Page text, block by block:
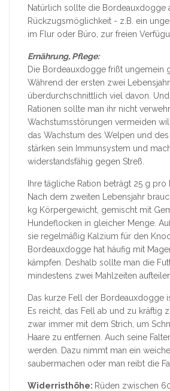
Natürlich sollte die Bordeauxdogge
Rückzugsmöglichkeit - z.B. ein
im Flur oder Büro, zur freien
Ernährung, Pflege:
Die Bordeauxdogge frißt ungemein
Während der ersten zwei
überdurchschnittlich viel davon.
Rationen sollte man ihr nicht
Wachstumsstörungen vermeiden
das Wachstum des Welpen und des
stärken sein Immunsystem und
widerstandsfähig gegen Streß.
Ihre tägliche Ration beträgt 25 g
Nach dem zweiten Lebensjahr
kg Körpergewicht, gemischt mit
Hundeflocken in gleicher Menge.
sie regelmäßig Kalzium für den
Bordeauxdogge hat häufig mit
kämpfen. Deshalb sollte man die
mindestens zwei Mahlzeiten
Das kurze Fell der Bordeauxdogge
Es reicht, das Fell ab und zu kräftig
zwar immer mit dem Strich, um
Haare zu entfernen. Auch seine
werden. Dazu nimmt man ein
saubermachen oder man reibt die
Widerristhöhe: Rüden zwischen